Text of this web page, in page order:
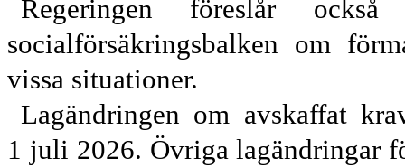
Regeringen föreslår
socialförsäkringsbalken om
vissa situationer.
Lagändringen om avskaffat
1 juli 2026. Övriga lagändringar